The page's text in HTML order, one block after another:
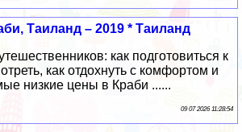
Таиланд – 2019 * Таиланд
как подготовиться к
как отдохнуть с комфортом и
низкие цены в Краби ......
09 07 2026 11:28:54